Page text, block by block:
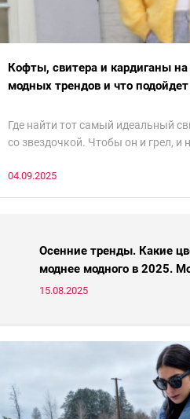
Кофты, свитера и кардиганы
модных трендов и что
Где найти тот самый идеальный
со звездочкой. Чтобы он и грел,
паники.
04.09.2025
Осенние тренды. Какие
моднее модного в 2025.
носить, а что нет
15.08.2025